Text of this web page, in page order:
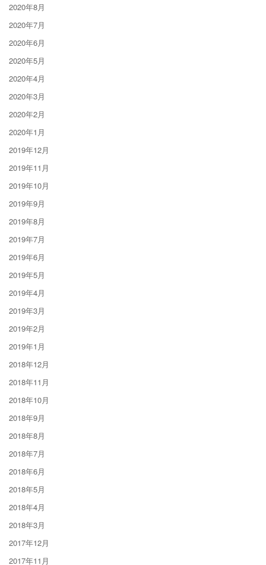
2020年8月
2020年7月
2020年6月
2020年5月
2020年4月
2020年3月
2020年2月
2020年1月
2019年12月
2019年11月
2019年10月
2019年9月
2019年8月
2019年7月
2019年6月
2019年5月
2019年4月
2019年3月
2019年2月
2019年1月
2018年12月
2018年11月
2018年10月
2018年9月
2018年8月
2018年7月
2018年6月
2018年5月
2018年4月
2018年3月
2017年12月
2017年11月